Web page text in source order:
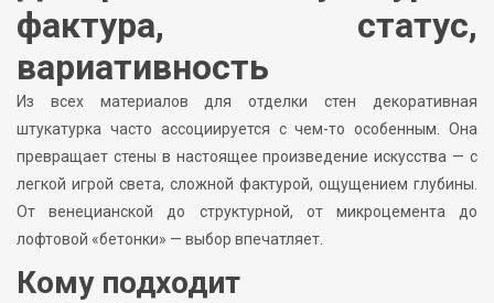
фактура, статус,
вариативность
Из всех материалов для отделки стен декоративная
штукатурка часто ассоциируется с чем-то особенным. Она
превращает стены в настоящее произведение искусства — с
легкой игрой света, сложной фактурой, ощущением глубины.
От венецианской до структурной, от микроцемента до
лофтовой «бетонки» — выбор впечатляет.
Кому подходит